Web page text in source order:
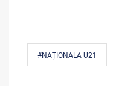
#NAȚIONALA U21